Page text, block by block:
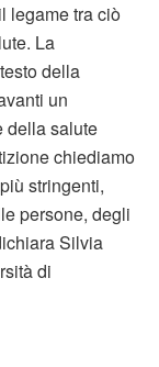
legame tra ciò
La
della
un
della salute
chiediamo
stringenti,
persone, degli
Silvia
di